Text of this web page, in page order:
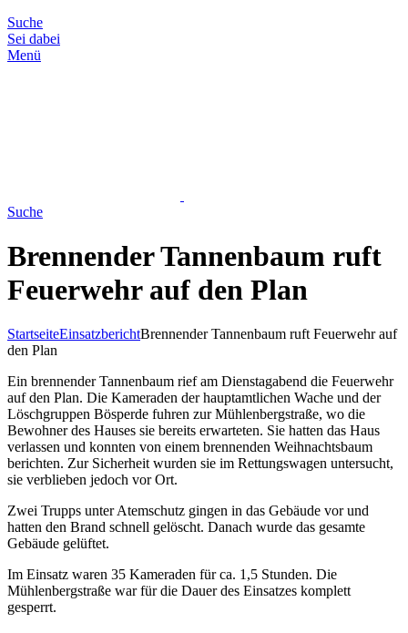
Suche
Sei dabei
Menü
Suche
Brennender Tannenbaum ruft
Feuerwehr auf den Plan
StartseiteEinsatzberichtBrennender Tannenbaum ruft Feuerwehr auf
den Plan
Ein brennender Tannenbaum rief am Dienstagabend die Feuerwehr
auf den Plan. Die Kameraden der hauptamtlichen Wache und der
Löschgruppen Bösperde fuhren zur Mühlenbergstraße, wo die
Bewohner des Hauses sie bereits erwarteten. Sie hatten das Haus
verlassen und konnten von einem brennenden Weihnachtsbaum
berichten. Zur Sicherheit wurden sie im Rettungswagen untersucht,
sie verblieben jedoch vor Ort.
Zwei Trupps unter Atemschutz gingen in das Gebäude vor und
hatten den Brand schnell gelöscht. Danach wurde das gesamte
Gebäude gelüftet.
Im Einsatz waren 35 Kameraden für ca. 1,5 Stunden. Die
Mühlenbergstraße war für die Dauer des Einsatzes komplett
gesperrt.